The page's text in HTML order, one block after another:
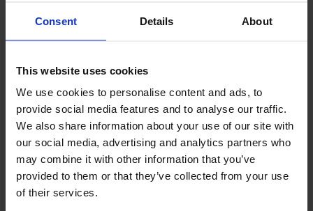
Consent Details About
This website uses cookies
We use cookies to personalise content and ads, to
provide social media features and to analyse our traffic.
We also share information about your use of our site with
our social media, advertising and analytics partners who
may combine it with other information that you’ve
provided to them or that they’ve collected from your use
of their services.
neutraliser les odeurs.
Stockage optimal des aliments : Mettre la nourriture hors
de portée. (nourriture, fruits, aliments, réfrigérateur,
Contrôler l’accès à la nourriture est crucial. Les moucherons
ont un excellent odorat, mais ils ne peuvent pas traverser
les contenants solides.
Conservez les fruits et légumes les plus mûrs au
réfrigérateur.